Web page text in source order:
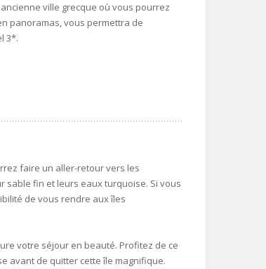
ville grecque où vous pourrez
panoramas, vous permettra de
3*.
faire un aller-retour vers les
sable fin et leurs eaux turquoise. Si vous
de vous rendre aux îles
votre séjour en beauté. Profitez de ce
avant de quitter cette île magnifique.